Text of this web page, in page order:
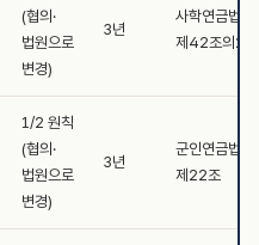
(협의·
법원으로
변경)
3년
사학연금법
제42조의2
1/2 원칙
(협의·
법원으로
변경)
3년
군인연금법
제22조